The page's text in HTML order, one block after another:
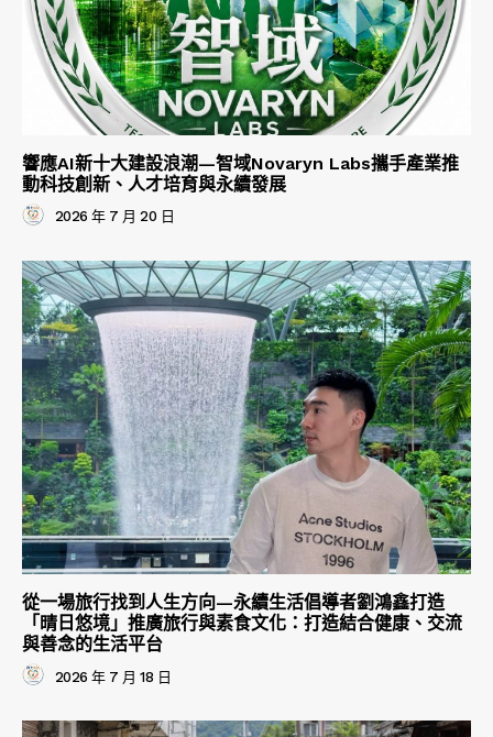
響應AI新十大建設浪潮—智域Novaryn Labs攜手產業推
動科技創新、人才培育與永續發展
2026 年 7 月 20 日
從一場旅行找到人生方向—永續生活倡導者劉鴻鑫打造
「晴日悠境」推廣旅行與素食文化：打造結合健康、交流
與善念的生活平台
2026 年 7 月 18 日